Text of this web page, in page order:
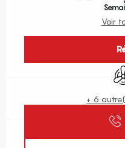
Voir
+ 6